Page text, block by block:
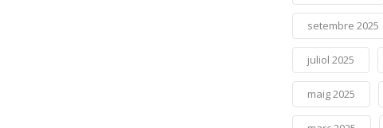
setembre 2025
juliol 2025
maig 2025